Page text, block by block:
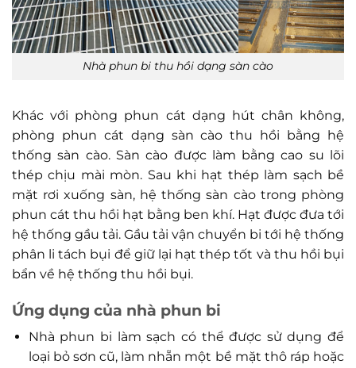
Nhà phun bi thu hồi dạng sàn cào
Khác với phòng phun cát dạng hút chân không,
phòng phun cát dạng sàn cào thu hồi bằng hệ
thống sàn cào. Sàn cào được làm bằng cao su lõi
thép chịu mài mòn. Sau khi hạt thép làm sạch bề
mặt rơi xuống sàn, hệ thống sàn cào trong phòng
phun cát thu hồi hạt bằng ben khí. Hạt được đưa tới
hệ thống gầu tải. Gầu tải vận chuyển bi tới hệ thống
phân li tách bụi để giữ lại hạt thép tốt và thu hồi bụi
bẩn về hệ thống thu hồi bụi.
Ứng dụng của nhà phun bi
Nhà phun bi làm sạch có thể được sử dụng để
loại bỏ sơn cũ, làm nhẵn một bề mặt thô ráp hoặc